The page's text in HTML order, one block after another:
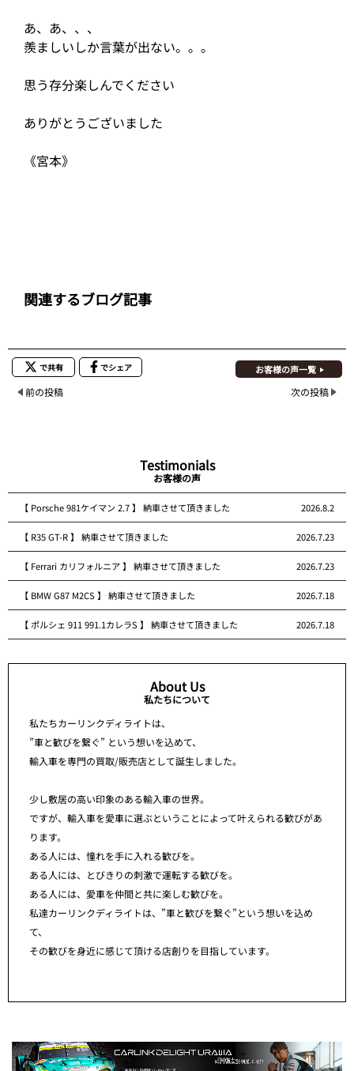
あ、あ、、、
羨ましいしか言葉が出ない。。。
思う存分楽しんでください
ありがとうございました
《宮本》
関連するブログ記事
で共有 でシェア お客様の声一覧
前の投稿 次の投稿
Testimonials
お客様の声
【 Porsche 981ケイマン 2.7 】 納車させて頂きました 2026.8.2
【 R35 GT-R 】 納車させて頂きました 2026.7.23
【 Ferrari カリフォルニア 】 納車させて頂きました 2026.7.23
【 BMW G87 M2CS 】 納車させて頂きました 2026.7.18
【 ポルシェ 911 991.1カレラS 】 納車させて頂きました 2026.7.18
About Us
私たちについて
私たちカーリンクディライトは、
”車と歓びを繋ぐ” という想いを込めて、
輸入車を専門の買取/販売店として誕生しました。
少し敷居の高い印象のある輸入車の世界。
ですが、輸入車を愛車に選ぶということによって叶えられる歓びがあ
ります。
ある人には、憧れを手に入れる歓びを。
ある人には、とびきりの刺激で運転する歓びを。
ある人には、愛車を仲間と共に楽しむ歓びを。
私達カーリンクディライトは、”車と歓びを繋ぐ”という想いを込め
て、
その歓びを身近に感じて頂ける店創りを目指しています。